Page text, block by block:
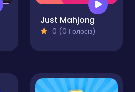
Just Mahjong
0 (0 Голосів)